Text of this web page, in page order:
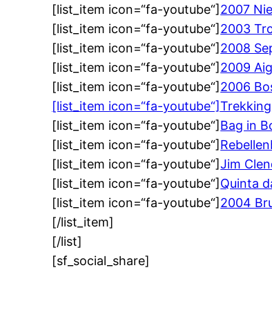
[list_item icon=“fa-youtube“] 2007
[list_item icon=“fa-youtube“] 2003
[list_item icon=“fa-youtube“] 2008
[list_item icon=“fa-youtube“] 2009
[list_item icon=“fa-youtube“] 2006
[list_item icon=“fa-youtube“]
[list_item icon=“fa-youtube“] Bag in
[list_item icon=“fa-youtube“]
[list_item icon=“fa-youtube“]Jim
[list_item icon=“fa-youtube“] Quinta
[list_item icon=“fa-youtube“] 2004
[/list_item]
[/list]
[sf_social_share]